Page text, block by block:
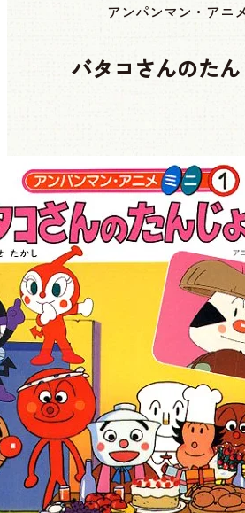
アンパンマン・アニ
バタコさんのた